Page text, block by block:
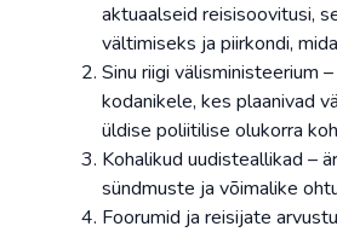
aktuaalseid reisisoovitusi,
vältimiseks ja piirkondi,
Sinu riigi välisministeerium
kodanikele, kes plaanivad
üldise poliitilise olukorra
Kohalikud uudisteallikad –
sündmuste ja võimalike
Foorumid ja reisijate